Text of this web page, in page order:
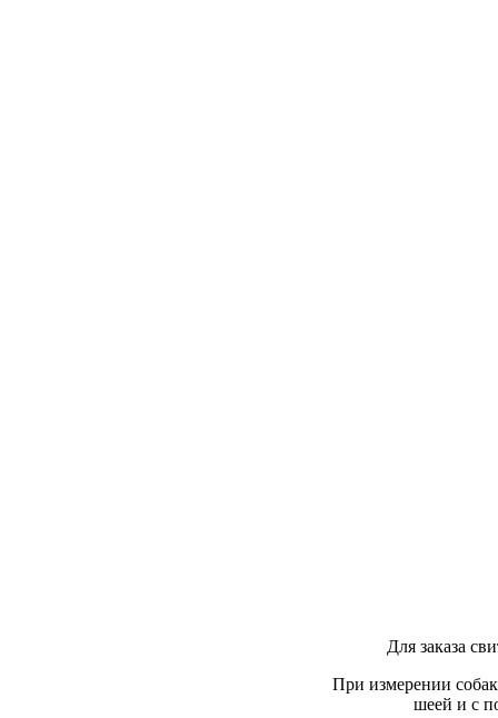
Для заказа
При измерении
шеей и с